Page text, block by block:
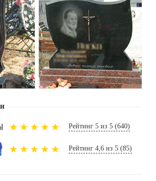
Рейтинг 5 из 5 (640)
Рейтинг 4,6 из 5 (85)